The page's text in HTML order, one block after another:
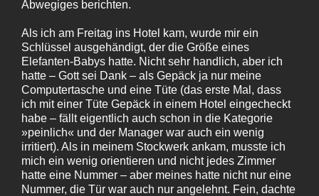
Abwegiges berichten.
Als ich am Freitag ins Hotel kam, wurde mir ein
Schlüssel ausgehändigt, der die Größe eines
Elefanten-Babys hatte. Nicht sehr handlich, aber ich
hatte – Gott sei Dank – als Gepäck ja nur meine
Computertasche und eine Tüte (das erste Mal, dass
ich mit einer Tüte Gepäck in einem Hotel eingecheckt
habe – fällt eigentlich auch schon in die Kategorie
»peinlich« und der Manager war auch ein wenig
irritiert). Als in meinem Stockwerk ankam, musste ich
mich ein wenig orientieren und nicht jedes Zimmer
hatte eine Nummer – aber meines hatte nicht nur eine
Nummer, die Tür war auch nur angelehnt. Fein, dachte